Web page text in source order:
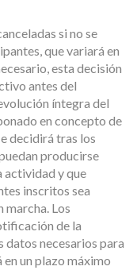
si no se
que variará en
esta decisión
antes del
íntegra del
en concepto de
decidirá tras los
producirse
actividad y que
inscritos sea
marcha. Los
de la
datos necesarios para
un plazo máximo